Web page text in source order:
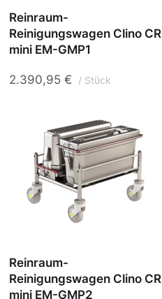
Reinraum-
Reinigungswagen Clino CR
mini EM-GMP1
2.390,95 € Stück
Reinraum-
Reinigungswagen Clino CR
mini EM-GMP2